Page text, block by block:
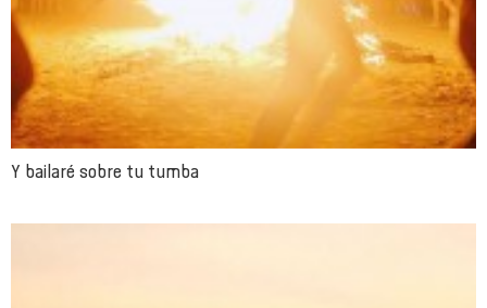
Y bailaré sobre tu tumba